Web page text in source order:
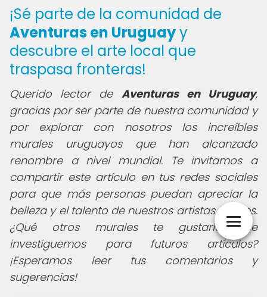
¡Sé parte de la comunidad de
Aventuras en Uruguayy
descubre el arte local que
traspasa fronteras!
Querido lector de Aventuras en Uruguay,
gracias por ser parte de nuestra comunidad y
por explorar con nosotros los increíbles
murales uruguayos que han alcanzado
renombre a nivel mundial. Te invitamos a
compartir este artículo en tus redes sociales
para que más personas puedan apreciar la
belleza y el talento de nuestros artistas locales.
¿Qué otros murales te gustaría que
investiguemos para futuros artículos?
¡Esperamos leer tus comentarios y
sugerencias!